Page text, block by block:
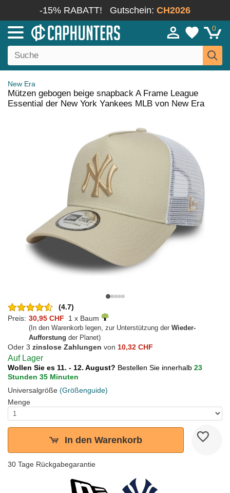
-15% RABATT! Gutschein: CH2026
0
New Era
Mützen gebogen beige snapback A Frame League
Essential der New York Yankees MLB von New Era
(4.7)
Preis: 30,95 CHF 1 x Baum
(In den Warenkorb legen, zur Unterstützung der Wieder-
Aufforstung der Planet)
Oder 3 zinslose Zahlungen von 10,32 CHF
Auf Lager
Wollen Sie es 11. - 12. August? Bestellen Sie innerhalb 23
Stunden 35 Minuten
Universalgröße (Größenguide)
Menge
In den Warenkorb
30 Tage Rückgabegarantie